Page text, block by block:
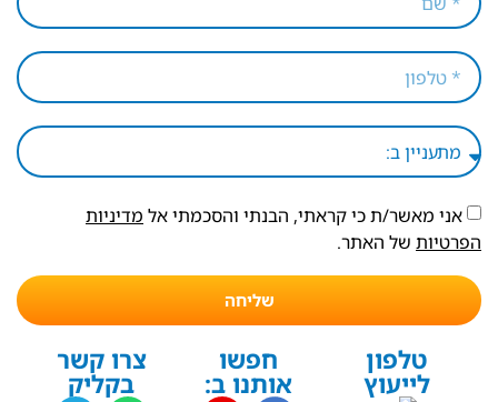
אני מאשר/ת כי קראתי, הבנתי והסכמתי אל מדיניות
הפרטיות של האתר.
שליחה
טלפון
לייעוץ
חפשו
אותנו ב:
צרו קשר
בקליק